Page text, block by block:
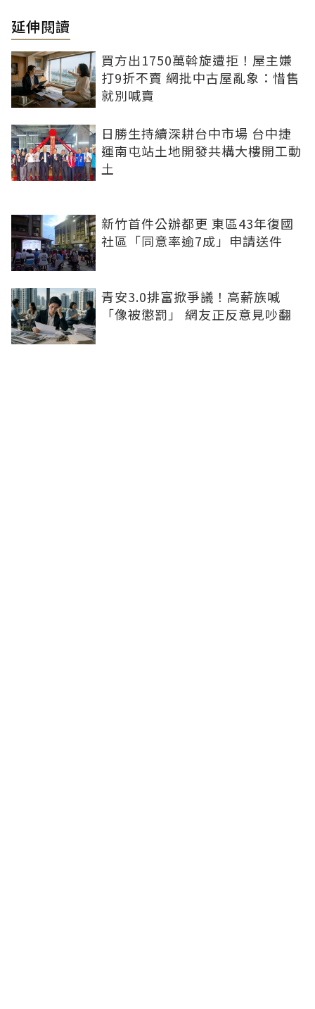
延伸閱讀
買方出1750萬斡旋遭拒！屋主嫌
打9折不賣 網批中古屋亂象：惜售
就別喊賣
日勝生持續深耕台中市場 台中捷
運南屯站土地開發共構大樓開工動
土
新竹首件公辦都更 東區43年復國
社區「同意率逾7成」申請送件
青安3.0排富掀爭議！高薪族喊
「像被懲罰」 網友正反意見吵翻